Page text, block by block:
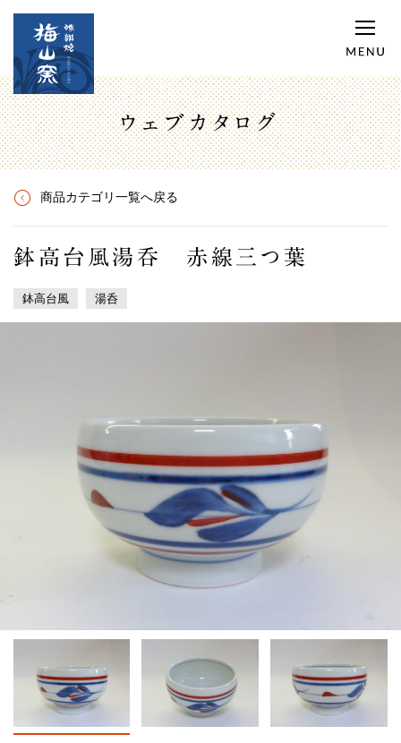
ウェブカタログ
商品カテゴリ一覧へ戻る
鉢高台風湯呑 赤線三つ葉
鉢高台風 湯呑